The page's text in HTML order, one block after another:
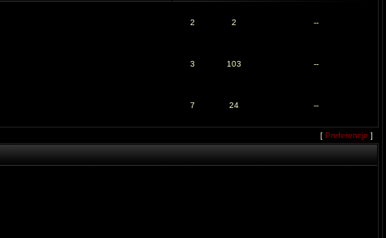
2 2 --
3 103 --
7 24 --
[ Preferencje ]